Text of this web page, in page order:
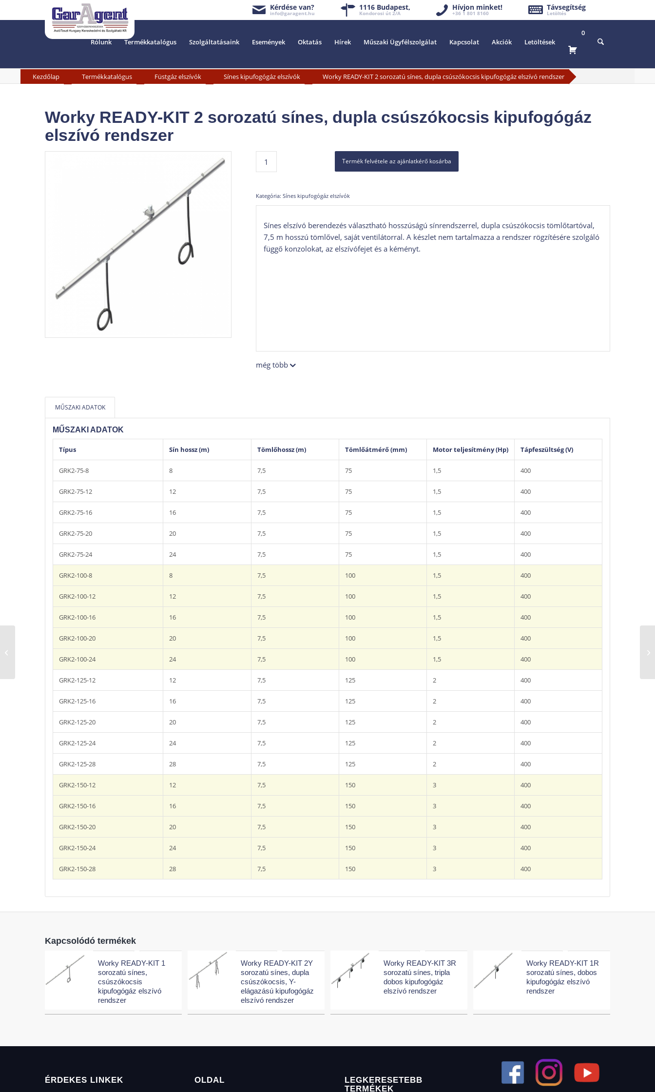
Kérdése van?
info@garagent.hu
1116 Budapest,
Kondorosi út 2/A
Hívjon minket!
+36 1 801 8160
Távsegítség
Letöltés
Rólunk Termékkatalógus Szolgáltatásaink Események Oktatás Hírek Műszaki Ügyfélszolgálat Kapcsolat Akciók Letöltések
0
Kezdőlap Termékkatalógus Füstgáz elszívók Sínes kipufogógáz elszívók Worky READY-KIT 2 sorozatú sínes, dupla csúszókocsis kipufogógáz elszívó rendszer
Worky READY-KIT 2 sorozatú sínes, dupla csúszókocsis kipufogógáz
elszívó rendszer
Termék felvétele az ajánlatkérő kosárba
Kategória: Sínes kipufogógáz elszívók
Sínes elszívó berendezés választható hosszúságú sínrendszerrel, dupla csúszókocsis tömlőtartóval,
7,5 m hosszú tömlővel, saját ventilátorral. A készlet nem tartalmazza a rendszer rögzítésére szolgáló
függő konzolokat, az elszívófejet és a kéményt.
még több
MŰSZAKI ADATOK
MŰSZAKI ADATOK
Típus Sín hossz (m) Tömlőhossz (m) Tömlőátmérő (mm) Motor teljesítmény (Hp) Tápfeszültség (V)
GRK2-75-8 8 7,5 75 1,5 400
GRK2-75-12 12 7,5 75 1,5 400
GRK2-75-16 16 7,5 75 1,5 400
GRK2-75-20 20 7,5 75 1,5 400
GRK2-75-24 24 7,5 75 1,5 400
GRK2-100-8 8 7,5 100 1,5 400
GRK2-100-12 12 7,5 100 1,5 400
GRK2-100-16 16 7,5 100 1,5 400
GRK2-100-20 20 7,5 100 1,5 400
GRK2-100-24 24 7,5 100 1,5 400
GRK2-125-12 12 7,5 125 2 400
GRK2-125-16 16 7,5 125 2 400
GRK2-125-20 20 7,5 125 2 400
GRK2-125-24 24 7,5 125 2 400
GRK2-125-28 28 7,5 125 2 400
GRK2-150-12 12 7,5 150 3 400
GRK2-150-16 16 7,5 150 3 400
GRK2-150-20 20 7,5 150 3 400
GRK2-150-24 24 7,5 150 3 400
GRK2-150-28 28 7,5 150 3 400
Kapcsolódó termékek
Worky READY-KIT 1
sorozatú sínes,
csúszókocsis
kipufogógáz elszívó
rendszer
Worky READY-KIT 2Y
sorozatú sínes, dupla
csúszókocsis, Y-
elágazású kipufogógáz
elszívó rendszer
Worky READY-KIT 3R
sorozatú sínes, tripla
dobos kipufogógáz
elszívó rendszer
Worky READY-KIT 1R
sorozatú sínes, dobos
kipufogógáz elszívó
rendszer
ÉRDEKES LINKEK
OLDAL
LEGKERESETEBB
TERMÉKEK
Worky READY-KIT 1R
sorozatú sínes, dobos
kipufogógáz elszívó